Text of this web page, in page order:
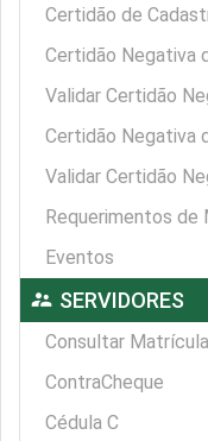
Certidão de
Certidão Negativa
Validar Certidão
Certidão Negativa
Validar Certidão
Requerimentos de
Eventos
supervisor_account SERVIDORES
Consultar Matrícula
ContraCheque
Cédula C